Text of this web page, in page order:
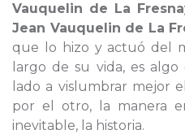
Vauquelin de La
Jean Vauquelin de La
que lo hizo y actuó del
largo de su vida, es
lado a vislumbrar mejor
por el otro, la manera
inevitable, la historia.